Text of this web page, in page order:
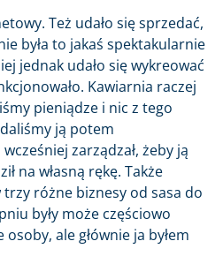
Też udało się sprzedać,
była to jakaś spektakularnie
jednak udało się wykreować
Kawiarnia raczej
pieniądze i nic z tego
ją potem
zarządzał, żeby ją
na własną rękę. Także
trzy różne biznesy od sasa do
były może częściowo
ale głównie ja byłem